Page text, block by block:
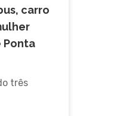
carro
Ponta
três